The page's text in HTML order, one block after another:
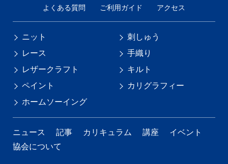
よくある質問 ご利用ガイド アクセス
ニット
刺しゅう
レース
手織り
レザークラフト
キルト
ペイント
カリグラフィー
ホームソーイング
ニュース 記事 カリキュラム 講座
イベント
協会について